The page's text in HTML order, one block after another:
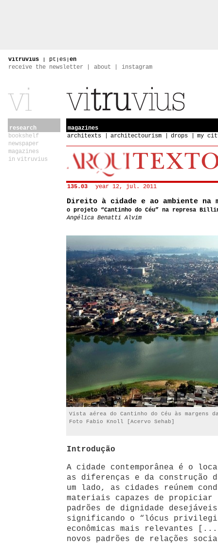
vitruvius | pt | es | en
receive the newsletter
about instagram
research
bookshelf
newspaper
magazines
in vitruvius
magazines
architexts
architectourism drops my
135.03 year 12, jul. 2011
Direito à cidade e ao ambiente na
o projeto “Cantinho do Céu” na represa
Angélica Benatti Alvim
Vista aérea do Cantinho do Céu às margens
Foto Fabio Knoll [Acervo Sehab]
Introdução
A cidade contemporânea é o
as diferenças e da construção
um lado, as cidades reúnem
materiais capazes de propiciar
padrões de dignidade
significando o “lócus
econômicas mais relevantes
novos padrões de relações